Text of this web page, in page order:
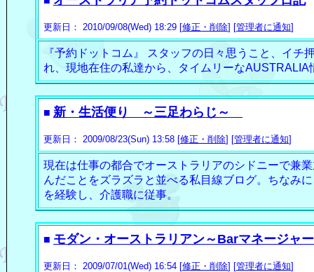
更新日： 2010/09/08(Wed) 18:29 [修正・削除] [管理者に通知]
『予約ドットコム』 スタッフの日々思うこと、イチ
れ、現地在住の私達から、タイムリーなAUSTRALIA
■ 新・生活便り ～三足わらじ～
更新日： 2009/08/23(Sun) 13:58 [修正・削除] [管理者に通知]
現在は仕事の都合でオーストラリアのシドニーで兼
んだことをズラズラと並べる私目線ブログ。ちなみ
を経験し、介護職に従事。
■ モダン・オーストラリアン～Barマネージャー
更新日： 2009/07/01(Wed) 16:54 [修正・削除] [管理者に通知]